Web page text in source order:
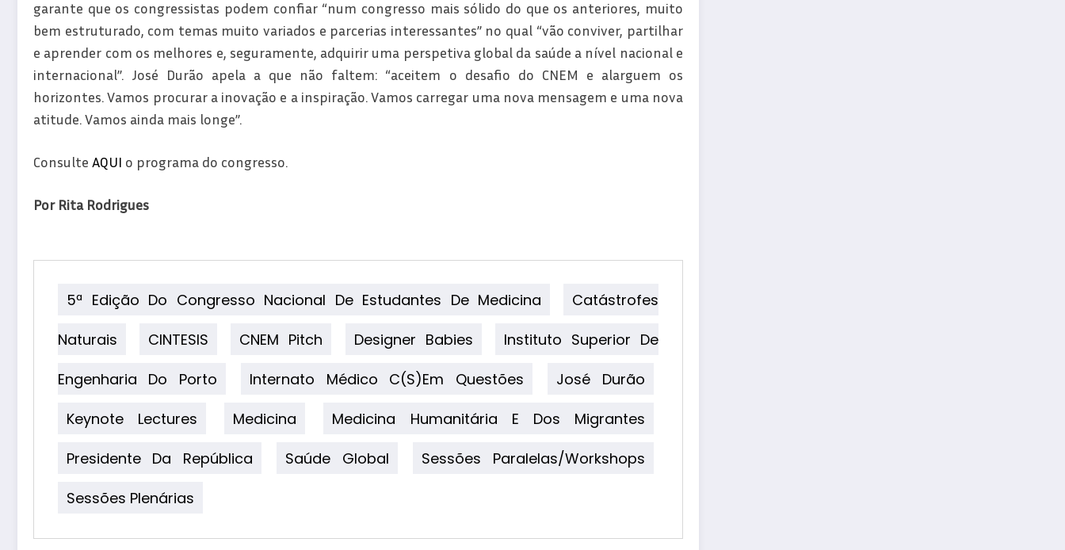
garante que os congressistas podem confiar “num congresso mais sólido do que os anteriores, muito
bem estruturado, com temas muito variados e parcerias interessantes” no qual “vão conviver, partilhar
e aprender com os melhores e, seguramente, adquirir uma perspetiva global da saúde a nível nacional e
internacional”. José Durão apela a que não faltem: “aceitem o desafio do CNEM e alarguem os
horizontes. Vamos procurar a inovação e a inspiração. Vamos carregar uma nova mensagem e uma nova
atitude. Vamos ainda mais longe”.
Consulte AQUI o programa do congresso.
Por Rita Rodrigues
5ª Edição Do Congresso Nacional De Estudantes De Medicina
Catástrofes
Naturais
CINTESIS CNEM Pitch Designer Babies
Instituto Superior De
Engenharia Do Porto
Internato Médico C(S)em Questões
José Durão
Keynote Lectures
Medicina
Medicina Humanitária E Dos Migrantes
Presidente Da República
Saúde Global
Sessões Paralelas/workshops
Sessões Plenárias